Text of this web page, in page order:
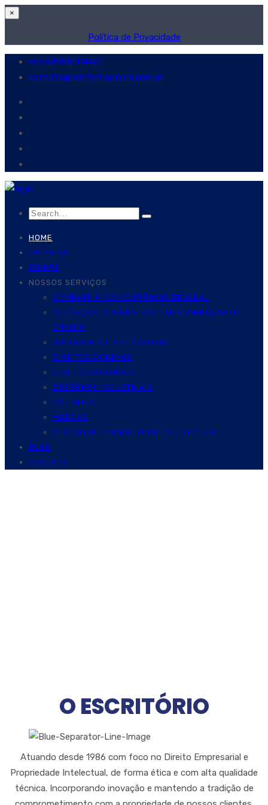
×
Política de Privacidade
+5548988504461
contato@aeinternacional.com.br
HOME
EMPRESA
EQUIPE
NOSSOS SERVIÇOS
COMBATE À CONCORRÊNCIA DESLEAL
INDICAÇÃO GEOGRÁFICA E DENOMINAÇÃO DE
ORIGEM
SOFTWARES E APLICATIVOS
DIREITOS CONEXOS
DIREITOS AUTORAIS
DESENHOS INDUSTRIAIS
PATENTES
MARCAS
GESTÃO DE PROPRIEDADE INTELECTUAL
BLOG
CONTATO
O ESCRITÓRIO
Atuando desde 1986 com foco no Direito Empresarial e
Propriedade Intelectual, de forma ética e com alta qualidade
técnica. Incorporando inovação e mantendo a tradição de